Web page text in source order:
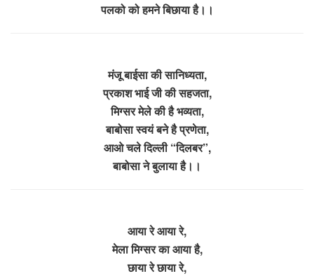
पलको को हमने बिछाया है।।
मंजू बाईसा की सानिध्यता,
प्रकाश भाई जी की सहजता,
मिग्सर मेले की है भव्यता,
बाबोसा स्वयं बने है प्रणेता,
आओ चले दिल्ली “दिलबर”,
बाबोसा ने बुलाया है।।
आया रे आया रे,
मेला मिग्सर का आया है,
छाया रे छाया रे,